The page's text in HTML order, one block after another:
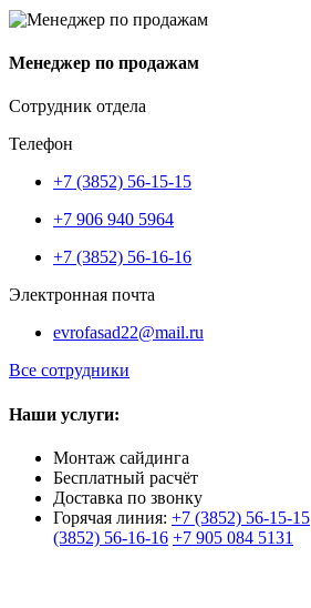
Менеджер по продажам
Сотрудник отдела
Телефон
+7 (3852) 56-15-15
+7 906 940 5964
+7 (3852) 56-16-16
Электронная почта
evrofasad22@mail.ru
Все сотрудники
Наши услуги:
Монтаж сайдинга
Бесплатный расчёт
Доставка по звонку
Горячая линия: +7 (3852) 56-15-15
(3852) 56-16-16 +7 905 084 5131